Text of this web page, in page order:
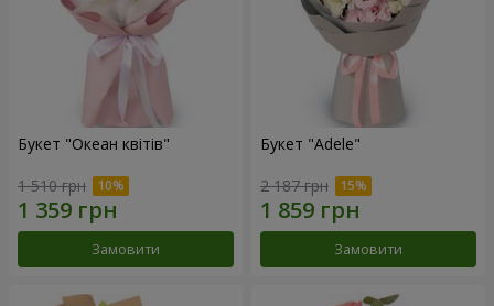
Букет "Океан квітів"
1 510 грн
Замовити
Букет "Adele"
2 187 грн
Замовити